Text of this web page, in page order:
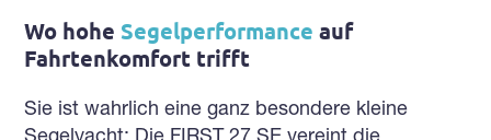
Wo hohe Segelperformance auf
Fahrtenkomfort trifft
Sie ist wahrlich eine ganz besondere kleine